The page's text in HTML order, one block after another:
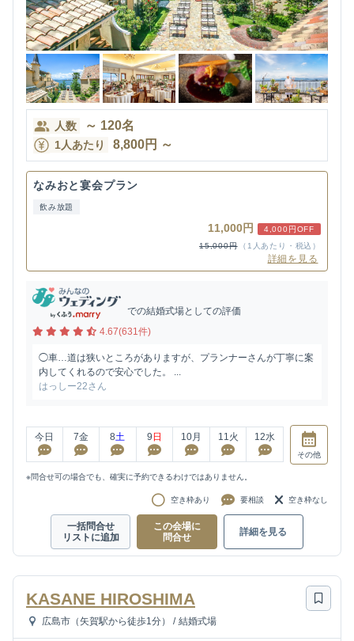
人数 ～ 120名
1人あたり 8,800円 ～
なみおと宴会プラン
飲み放題
11,000円
4,000円OFF
15,000円
（1人あたり・税込）
詳細を見る
での結婚式場としての評価
4.67(631件)
◯車…道は狭いところがありますが、プランナーさんが丁寧に案
内してくれるので安心でした。 ...
はっしー22さん
今日 7金 8土 9 日 10月 11火 12水
その他
※問合せ可の場合でも、確実に予約できるわけではありません。
空き枠あり 要相談 空き枠なし
一括問合せ
リストに追加
この会場に
問合せ
詳細を見る
KASANE HIROSHIMA
広島市（矢賀駅から徒歩1分） / 結婚式場